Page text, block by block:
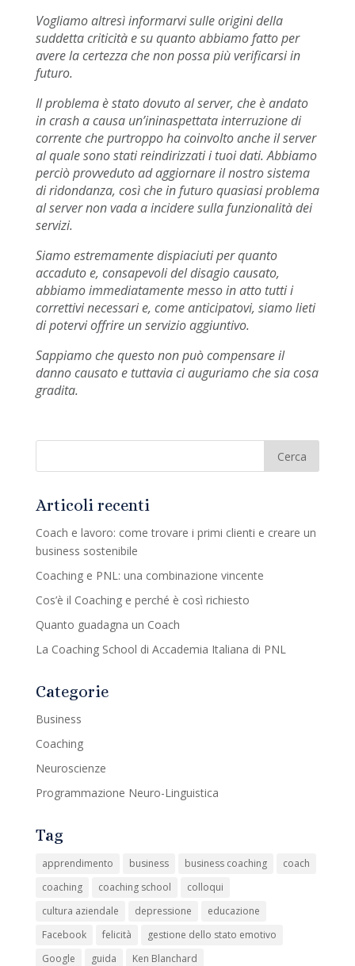
Vogliamo altresì informarvi sulle origini della
suddetta criticità e su quanto abbiamo fatto per
avere la certezza che non possa più verificarsi in
futuro.
Il problema è stato dovuto al server, che è andato
in crash a causa un’ininaspettata interruzione di
corrente che purtroppo ha coinvolto anche il server
al quale sono stati reindirizzati i tuoi dati. Abbiamo
perciò provveduto ad aggiornare il nostro sistema
di ridondanza, così che in futuro quasiasi problema
al server non vada a incidere sulla funzionalità dei
servizi.
Siamo estremamente dispiaciuti per quanto
accaduto e, consapevoli del disagio causato,
abbiamo immediatamente messo in atto tutti i
correttivi necessari e, come anticipatovi, siamo lieti
di potervi offrire un servizio aggiuntivo.
Sappiamo che questo non può compensare il
danno causato e tuttavia ci auguriamo che sia cosa
gradita.
Articoli recenti
Coach e lavoro: come trovare i primi clienti e creare un
business sostenibile
Coaching e PNL: una combinazione vincente
Cos’è il Coaching e perché è così richiesto
Quanto guadagna un Coach
La Coaching School di Accademia Italiana di PNL
Categorie
Business
Coaching
Neuroscienze
Programmazione Neuro-Linguistica
Tag
apprendimento business business coaching
coach
coaching
coaching school
colloqui
cultura aziendale
depressione
educazione
Facebook
felicità
gestione dello stato emotivo
Google
guida
Ken Blanchard